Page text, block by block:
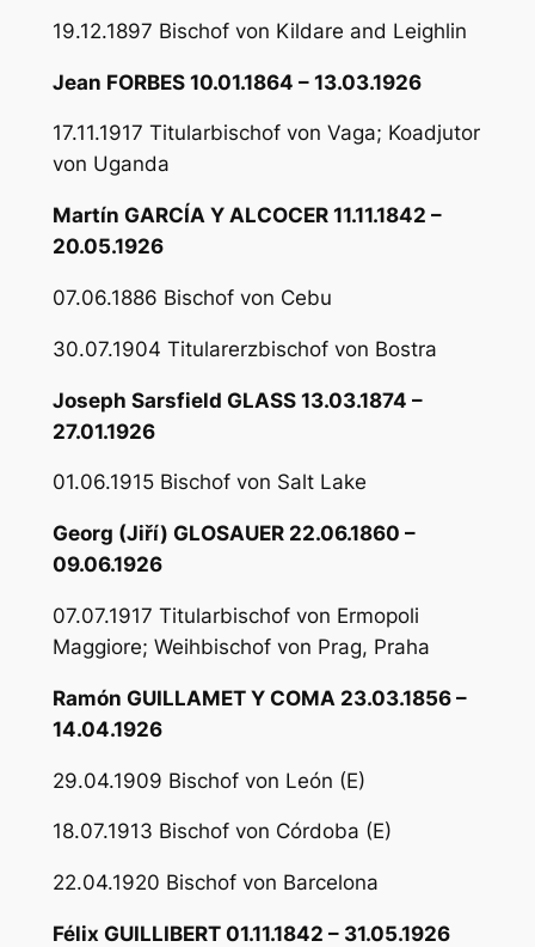
19.12.1897 Bischof von Kildare and Leighlin
Jean FORBES 10.01.1864 – 13.03.1926
17.11.1917 Titularbischof von Vaga; Koadjutor
von Uganda
Martín GARCÍA Y ALCOCER 11.11.1842 –
20.05.1926
07.06.1886 Bischof von Cebu
30.07.1904 Titularerzbischof von Bostra
Joseph Sarsfield GLASS 13.03.1874 –
27.01.1926
01.06.1915 Bischof von Salt Lake
Georg (Jiří) GLOSAUER 22.06.1860 –
09.06.1926
07.07.1917 Titularbischof von Ermopoli
Maggiore; Weihbischof von Prag, Praha
Ramón GUILLAMET Y COMA 23.03.1856 –
14.04.1926
29.04.1909 Bischof von León (E)
18.07.1913 Bischof von Córdoba (E)
22.04.1920 Bischof von Barcelona
Félix GUILLIBERT 01.11.1842 – 31.05.1926